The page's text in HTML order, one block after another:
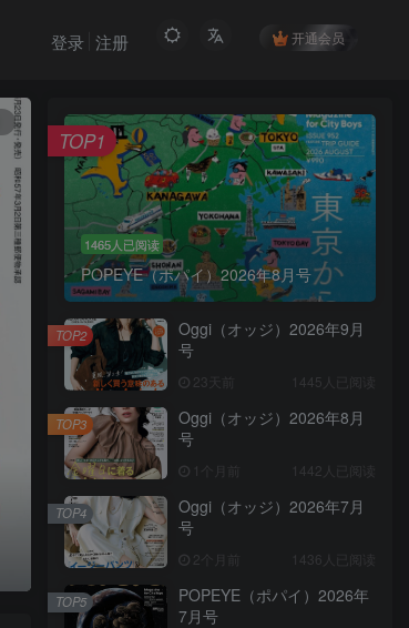
开通会员
登录 注册
1465人已阅读
POPEYE（ポパイ）2026年8月号
TOP1
Oggi（オッジ）2026年9月
号
23天前 1445人已阅读
TOP2
Oggi（オッジ）2026年8月
号
1个月前 1442人已阅读
TOP3
Oggi（オッジ）2026年7月
号
2个月前 1436人已阅读
TOP4
POPEYE（ポパイ）2026年
7月号
TOP5